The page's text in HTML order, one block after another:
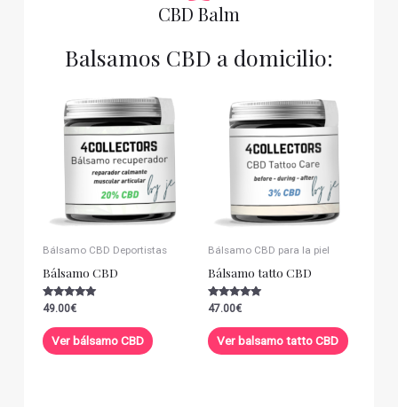
CBD Balm
Balsamos CBD a domicilio:
Bálsamo CBD Deportistas
Bálsamo CBD
Valorado con
de 5
49.00€
Ver bálsamo CBD
Bálsamo CBD para la piel
Bálsamo tatto CBD
Valorado con
de 5
47.00€
Ver balsamo tatto CBD